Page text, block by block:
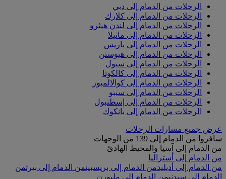
الرحلات من الدمام إلى دبي
الرحلات من الدمام إلى كلارك
الرحلات من الدمام إلى لندن هيثرو
الرحلات من الدمام إلى مانيلا
الرحلات من الدمام إلى باريس
الرحلات من الدمام إلى هيوستن
الرحلات من الدمام إلى سيول
الرحلات من الدمام إلى كالكوتا
الرحلات من الدمام إلى كوالالمبور
الرحلات من الدمام إلى سيبو
الرحلات من الدمام إلى إسطنبول
الرحلات من الدمام إلى بانكوك
عرض جميع مسارات الرحلات
سافروا من الدمام إلى 139 من الوجهات
من الدمام إلى آسيا والمحيط الهادئ
من الدمام إلى أستراليا
من الدمام إلى أديليدمن الدمام إلى بريسبينمن الدمام إلى بيرثمن
الدمام إلى سيدنيمن الدمام إلى ملبورن